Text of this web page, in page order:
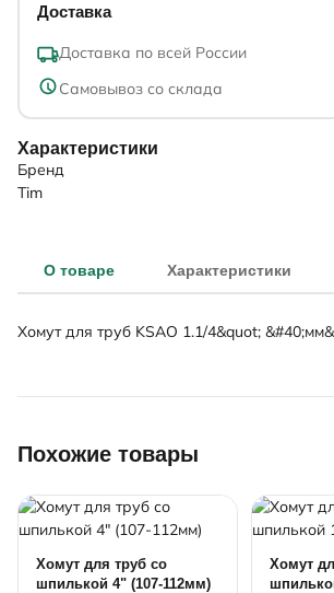
Доставка
Доставка по всей России
Самовывоз со склада
Характеристики
Бренд
Tim
О товаре Характеристики
Хомут для труб KSAO 1.1/4&quot;
Похожие товары
Хомут для труб со
шпилькой 4" (107-112мм)
Хомут